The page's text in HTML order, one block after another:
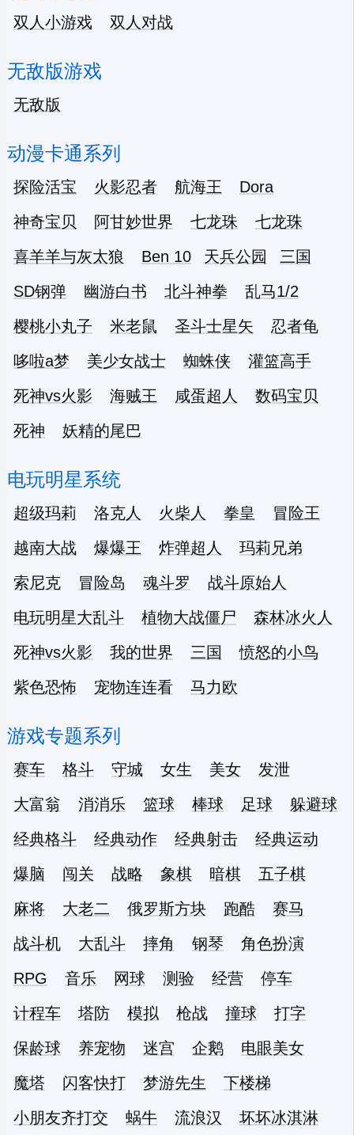
双人小游戏 双人对战
无敌版游戏
无敌版
动漫卡通系列
探险活宝 火影忍者 航海王
Dora
神奇宝贝
阿甘妙世界 七龙珠
七龙珠
喜羊羊与灰太狼
Ben 10 天兵公园
三国
SD钢弹
幽游白书 北斗神拳
乱马1/2
樱桃小丸子
米老鼠 圣斗士星矢
忍者龟
哆啦a梦
美少女战士 蜘蛛侠
灌篮高手
死神vs火影
海贼王 咸蛋超人
数码宝贝
死神
妖精的尾巴
电玩明星系统
超级玛莉 洛克人 火柴人 拳皇
冒险王
越南大战
爆爆王 炸弹超人
玛莉兄弟
索尼克
冒险岛 魂斗罗
战斗原始人
电玩明星大乱斗
植物大战僵尸
森林冰火人
死神vs火影
我的世界 三国
愤怒的小鸟
紫色恐怖
宠物连连看 马力欧
游戏专题系列
赛车 格斗 守城 女生 美女
发泄
大富翁
消消乐 篮球 棒球 足球
躲避球
经典格斗
经典动作 经典射击
经典运动
爆脑
闯关 战略 象棋 暗棋
五子棋
麻将
大老二 俄罗斯方块 跑酷
赛马
战斗机
大乱斗 摔角 钢琴
角色扮演
RPG
音乐 网球 测验 经营
停车
计程车
塔防 模拟 枪战 撞球
打字
保龄球
养宠物 迷宫 企鹅
电眼美女
魔塔
闪客快打 梦游先生
下楼梯
小朋友齐打交
蜗牛 流浪汉 坏坏冰淇淋